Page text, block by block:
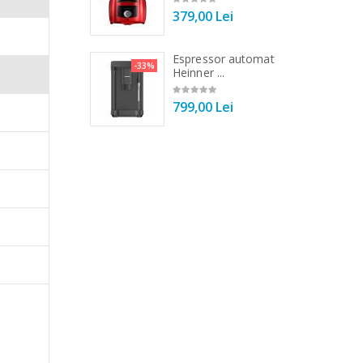
Lei
Heinner
379,00 Lei
-33%
Espressor automat
Heinner ...
799,00 Lei